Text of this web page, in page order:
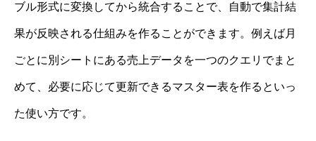
ブル形式に変換してから統合することで、自動で集計結
果が反映される仕組みを作ることができます。例えば月
ごとに別シートにある売上データを一つのクエリでまと
めて、必要に応じて更新できるマスター表を作るといっ
た使い方です。